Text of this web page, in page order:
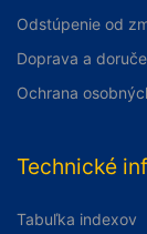
Odstúpenie od
Doprava a
Ochrana
Technické
Tabuľka indexov